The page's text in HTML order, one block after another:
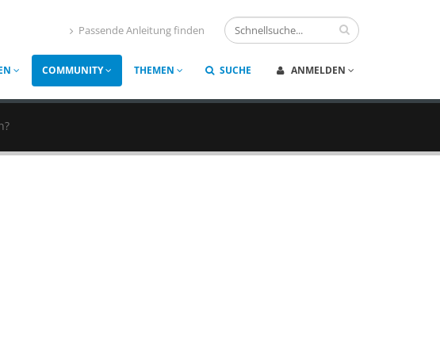
Passende Anleitung finden
COMMUNITY THEMEN SUCHE ANMELDEN